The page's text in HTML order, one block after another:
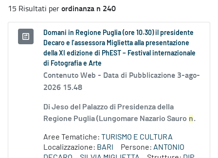
15 Risultati perordinanza n 240
Domani in Regione Puglia (ore 10.30) il presidente
Decaro e l’assessora Miglietta alla presentazione
della XI edizione di PhEST – Festival internazionale
di Fotografia e Arte
Contenuto Web - Data di Pubblicazione 3-ago-
2026 15.48
Di Jeso del Palazzo di Presidenza della
Regione Puglia (Lungomare Nazario Sauro n.
Aree Tematiche: TURISMO E CULTURA
Localizzazione: BARI Persone: ANTONIO